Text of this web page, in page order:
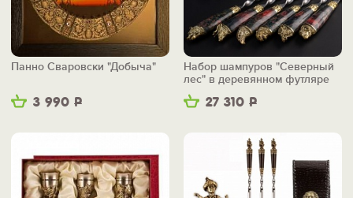
3 990 Р
Панно Сваровски "Добыча"
27 310 Р
Набор шампуров "Северный
лес" в деревянном футляре